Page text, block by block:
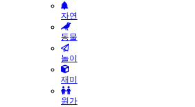
자연
동물
놀이
재미
원가